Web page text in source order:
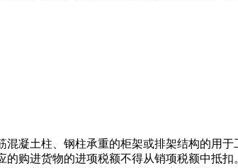
混凝土柱、钢柱承重的柜架或排架结构的用
购进货物的进项税额不得从销项税额中抵